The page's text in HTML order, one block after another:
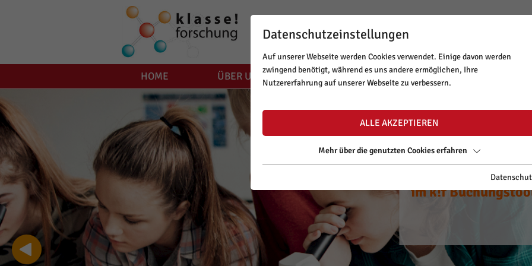
BUCHUNGSTOOL NEWSLETTER
HOME ÜBER UNS ANGEBOT & THEMEN LAUFENDE
CYANce out of
zu neuen Ufern.
Spannende
im k!f
Starte dein
auf www.mint-
CYANce out of
zu neuen Ufern.
Spannende
im k!f
Datenschutzeinstellungen
Auf unserer Webseite werden Cookies verwendet. Einige davon werden
zwingend benötigt, während es uns andere ermöglichen, Ihre
Nutzererfahrung auf unserer Webseite zu verbessern.
ALLE AKZEPTIEREN
Mehr über die genutzten Cookies erfahren